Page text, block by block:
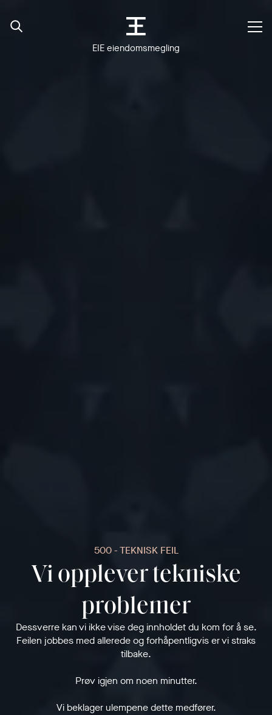
EIE eiendomsmegling
500 - TEKNISK FEIL
Vi opplever tekniske
problemer
Dessverre kan vi ikke vise deg innholdet du kom for å se.
Feilen jobbes med allerede og forhåpentligvis er vi straks
tilbake.
Prøv igjen om noen minutter.
Vi beklager ulempene dette medfører.